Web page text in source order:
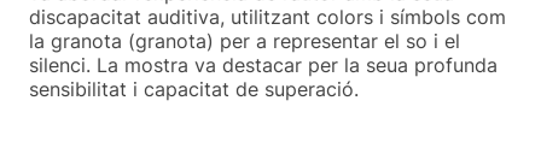
discapacitat auditiva, utilitzant colors i símbols com
la granota (granota) per a representar el so i el
silenci. La mostra va destacar per la seua profunda
sensibilitat i capacitat de superació.